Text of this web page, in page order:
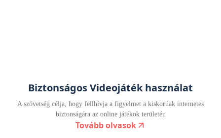
Biztonságos Videojáték használat
A szövetség célja, hogy fellhívja a figyelmet a kiskorúak internetes
biztonságára az online játékok területén
Tovább olvasok